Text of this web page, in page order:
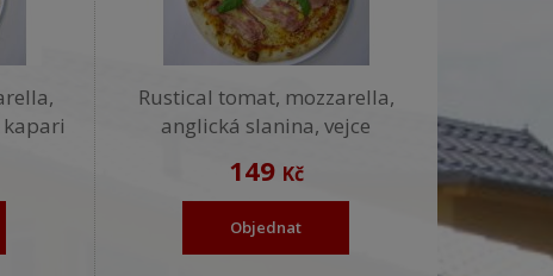
kapari
Rustical tomat, mozzarella,
anglická slanina, vejce
149 Kč
Objednat